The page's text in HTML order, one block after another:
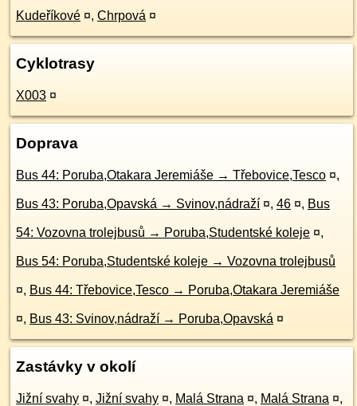
Kudeříkové ¤, Chrpová ¤
Cyklotrasy
X003 ¤
Doprava
Bus 44: Poruba,Otakara Jeremiáše → Třebovice,Tesco ¤,
Bus 43: Poruba,Opavská → Svinov,nádraží ¤, 46 ¤, Bus
54: Vozovna trolejbusů → Poruba,Studentské koleje ¤,
Bus 54: Poruba,Studentské koleje → Vozovna trolejbusů
¤, Bus 44: Třebovice,Tesco → Poruba,Otakara Jeremiáše
¤, Bus 43: Svinov,nádraží → Poruba,Opavská ¤
Zastávky v okolí
Jižní svahy ¤, Jižní svahy ¤, Malá Strana ¤, Malá Strana ¤,